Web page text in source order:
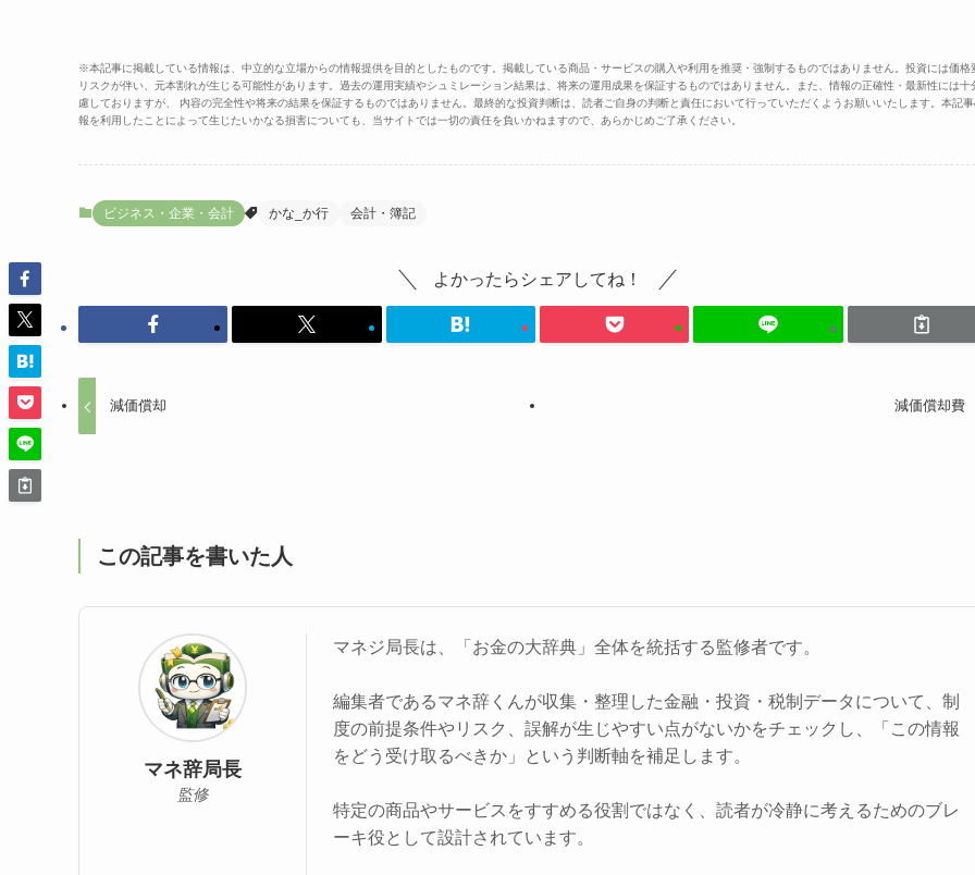
※本記事に掲載している情報は、中立的な立場からの情報提供を目的としたものです。掲載している商品・サービスの購入や利用を推奨・強制するものではありません。投資には価格
リスクが伴い、元本割れが生じる可能性があります。過去の運用実績やシュミレーション結果は、将来の運用成果を保証するものではありません。また、情報の正確性・最新性には十
慮しておりますが、 内容の完全性や将来の結果を保証するものではありません。最終的な投資判断は、読者ご自身の判断と責任において行っていただくようお願いいたします。本記
報を利用したことによって生じたいかなる損害についても、当サイトでは一切の責任を負いかねますので、あらかじめご了承ください。
ビジネス・企業・会計 かな_か行 会計・簿記
よかったらシェアしてね！
減価償却 減価償却費
この記事を書いた人
マネ辞局長
監修
マネジ局長は、「お金の大辞典」全体を統括する監修者です。
編集者であるマネ辞くんが収集・整理した金融・投資・税制データについて、制
度の前提条件やリスク、誤解が生じやすい点がないかをチェックし、「この情報
をどう受け取るべきか」という判断軸を補足します。
特定の商品やサービスをすすめる役割ではなく、読者が冷静に考えるためのブレ
ーキ役として設計されています。